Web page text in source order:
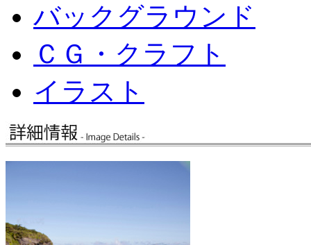
バックグラウンド
ＣＧ・クラフト
イラスト